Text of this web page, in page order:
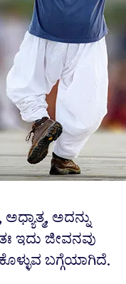
ಅಧ್ಯಾತ್ಮ, ಅದನ್ನು
ಇದು ಜೀವನವು
ಬಗ್ಗೆಯಾಗಿದೆ.